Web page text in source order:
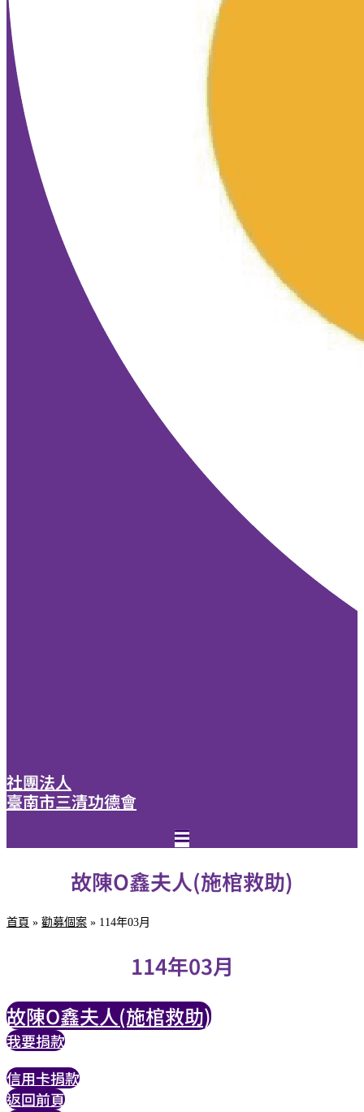
社團法人
臺南市三清功德會
故陳O鑫夫人(施棺救助)
首頁 » 勸募個案 » 114年03月
114年03月
故陳O鑫夫人(施棺救助)
我要捐款
信用卡捐款
返回前頁